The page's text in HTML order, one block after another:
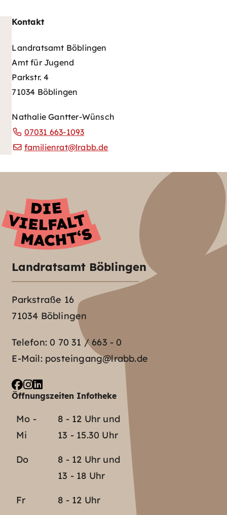
Kontakt
Landratsamt Böblingen
Amt für Jugend
Parkstr. 4
71034 Böblingen
Nathalie Gantter-Wünsch
07031 663-1093
familienrat@lrabb.de
Landratsamt Böblingen
Parkstraße 16
71034 Böblingen
Telefon:0 70 31 / 663 - 0
E-Mail: posteingang@lrabb.de
Öffnungszeiten Infotheke
Mo -
Mi
8 - 12 Uhr und
13 - 15.30 Uhr
Do
8 - 12 Uhr und
13 - 18 Uhr
Fr 8 - 12 Uhr